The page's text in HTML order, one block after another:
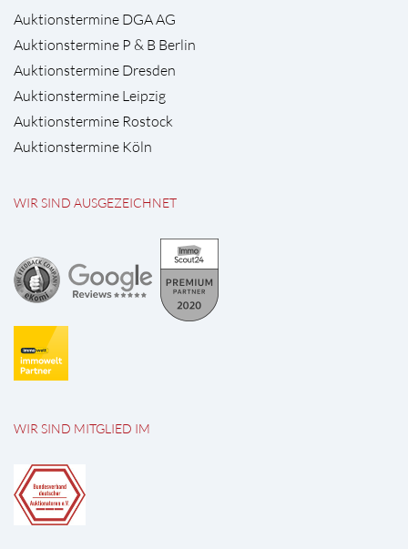
Auktionstermine DGA AG
Auktionstermine P & B Berlin
Auktionstermine Dresden
Auktionstermine Leipzig
Auktionstermine Rostock
Auktionstermine Köln
WIR SIND AUSGEZEICHNET
WIR SIND MITGLIED IM